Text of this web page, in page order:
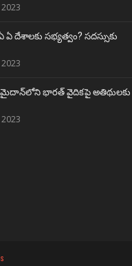
ఏ దేశాలకు సభ్యత్వం? సదస్సుకు
మైదాన్‌లోని భారత్ వైదికపై అతిథులకు